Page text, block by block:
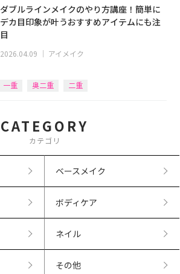
ダブルラインメイクのやり方講座！簡単に
デカ目印象が叶うおすすめアイテムにも注
目
2026.04.09 ｜ アイメイク
一重 奥二重 二重
CATEGORY
カテゴリ
ベースメイク
ボディケア
ネイル
その他